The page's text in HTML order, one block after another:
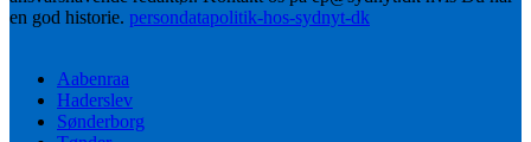
en god historie. persondatapolitik-hos-sydnyt-dk
Aabenraa
Haderslev
Sønderborg